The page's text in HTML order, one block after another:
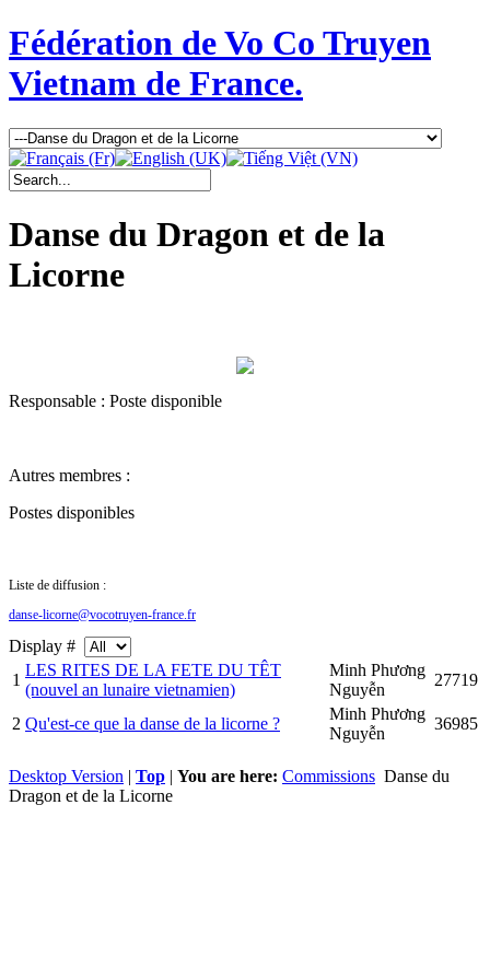
Fédération de Vo Co Truyen
Vietnam de France.
Danse du Dragon et de la
Licorne
Responsable : Poste disponible
Autres membres :
Postes disponibles
Liste de diffusion :
danse-licorne@vocotruyen-france.fr
Display #
1
LES RITES DE LA FETE DU TÊT
(nouvel an lunaire vietnamien)
Minh Phương
Nguyễn
27719
2 Qu'est-ce que la danse de la licorne ?
Minh Phương
Nguyễn
36985
Desktop Version | Top | You are here: Commissions Danse du
Dragon et de la Licorne